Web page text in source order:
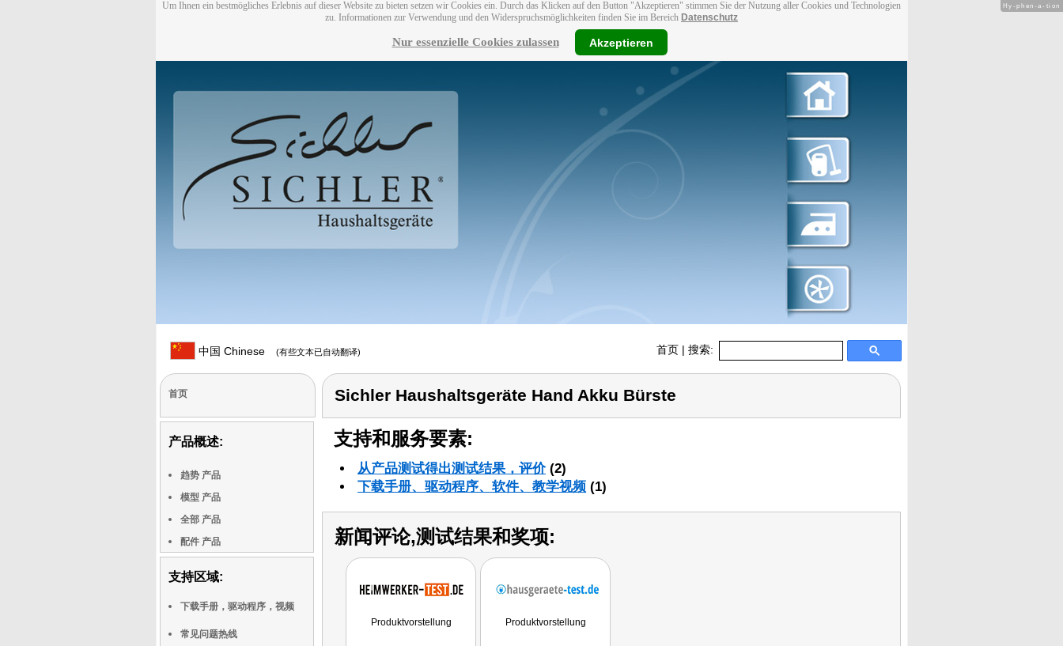
Um Ihnen ein bestmögliches Erlebnis auf dieser Website zu bieten setzen wir Cookies ein. Durch das Klicken auf den Button "Akzeptieren" stimmen Sie der Nutzung aller Cookies und Technologien
zu. Informationen zur Verwendung und den Widerspruchsmöglichkeiten finden Sie im Bereich Datenschutz
Nur essenzielle Cookies zulassen Akzeptieren
中国 Chinese (有些文本已自动翻译) 首页 | 搜索:
首页
产品概述:
趋势 产品
模型 产品
全部 产品
配件 产品
支持区域:
下载手册，驱动程序，视频
常见问题热线
Sichler Haushaltsgeräte Hand Akku Bürste
支持和服务要素:
从产品测试得出测试结果，评价(2)
下载手册、驱动程序、软件、教学视频 (1)
新闻评论,测试结果和奖项:
Produktvorstellung Produktvorstellung
Hy-phen-a-tion